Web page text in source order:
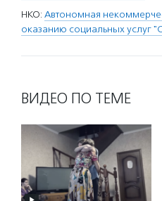
НКО: Автономная
оказанию социальных услуг
ВИДЕО ПО ТЕМЕ